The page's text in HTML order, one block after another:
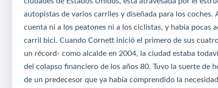
autopistas de varios carriles y diseñada para los coches.
cuenta ni a los peatones ni a los ciclistas, y había pocas
carril bici. Cuando Cornett inició el primero de sus
un récord- como alcalde en 2004, la ciudad estaba
del colapso financiero de los años 80. Tuvo la suerte de
de un predecesor que ya había comprendido la